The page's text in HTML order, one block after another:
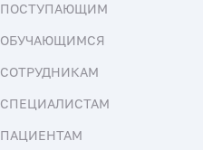
ПОСТУПАЮЩИМ
ОБУЧАЮЩИМСЯ
СОТРУДНИКАМ
СПЕЦИАЛИСТАМ
ПАЦИЕНТАМ